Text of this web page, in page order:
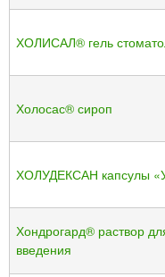
ХОЛИСАЛ® гель
Холосас® сироп
ХОЛУДЕКСАН капсулы
Хондрогард® раствор
введения